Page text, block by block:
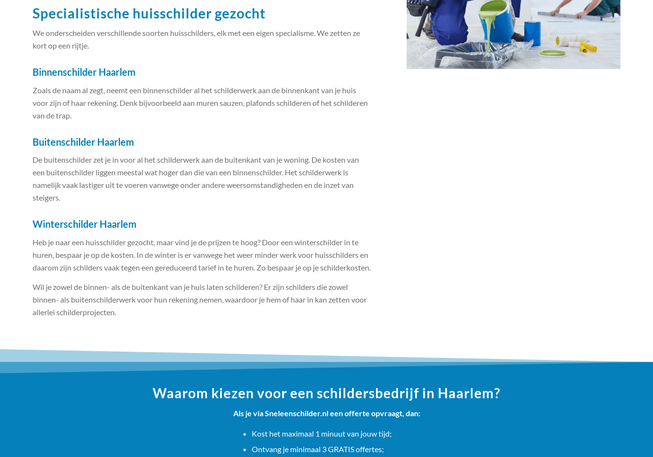
Specialistische huisschilder gezocht
We onderscheiden verschillende soorten huisschilders, elk met een eigen specialisme. We zetten ze
kort op een rijtje.
Binnenschilder Haarlem
Zoals de naam al zegt, neemt een binnenschilder al het schilderwerk aan de binnenkant van je huis
voor zijn of haar rekening. Denk bijvoorbeeld aan muren sauzen, plafonds schilderen of het schilderen
van de trap.
Buitenschilder Haarlem
De buitenschilder zet je in voor al het schilderwerk aan de buitenkant van je woning. De kosten van
een buitenschilder liggen meestal wat hoger dan die van een binnenschilder. Het schilderwerk is
namelijk vaak lastiger uit te voeren vanwege onder andere weersomstandigheden en de inzet van
steigers.
Winterschilder Haarlem
Heb je naar een huisschilder gezocht, maar vind je de prijzen te hoog? Door een winterschilder in te
huren, bespaar je op de kosten. In de winter is er vanwege het weer minder werk voor huisschilders en
daarom zijn schilders vaak tegen een gereduceerd tarief in te huren. Zo bespaar je op je schilderkosten.
Wil je zowel de binnen- als de buitenkant van je huis laten schilderen? Er zijn schilders die zowel
binnen- als buitenschilderwerk voor hun rekening nemen, waardoor je hem of haar in kan zetten voor
allerlei schilderprojecten.
Waarom kiezen voor een schildersbedrijf in Haarlem?
Als je via Sneleenschilder.nl een offerte opvraagt, dan:
Kost het maximaal 1 minuut van jouw tijd;
Ontvang je minimaal 3 GRATIS offertes;